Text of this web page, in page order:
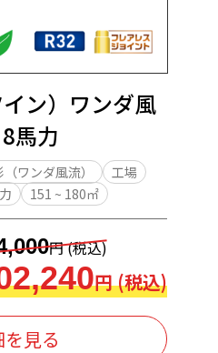
イン）ワンダ風
馬力
ワンダ風流）
工場
151 ~ 180㎡
円 (税込)
円 (税込)
見る